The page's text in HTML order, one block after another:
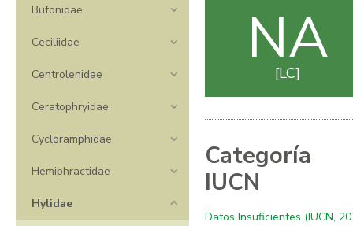
Bufonidae
Ceciliidae
Centrolenidae
Ceratophryidae
Cycloramphidae
Hemiphractidae
Hylidae
NA
LC
Categoría
IUCN
Datos Insuficientes (IUCN,